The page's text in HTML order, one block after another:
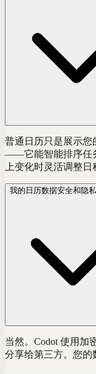
普通日历只是展示您
——它能智能排序任
上变化时灵活调整日
我的日历数据安全和隐
当然。Codot 使用加
分享给第三方。您的